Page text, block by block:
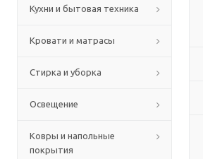
Кухни и бытовая техника
Кровати и матрасы
Стирка и уборка
Освещение
Ковры и напольные
покрытия